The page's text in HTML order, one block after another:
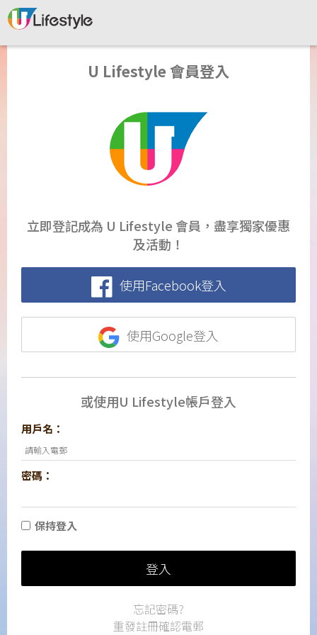
U Lifestyle 會員登入
立即登記成為 U Lifestyle 會員，盡享獨家優惠
及活動！
使用Facebook登入
使用Google登入
或使用U Lifestyle帳戶登入
用戶名：
密碼：
保持登入
登入
忘記密碼?
重發註冊確認電郵